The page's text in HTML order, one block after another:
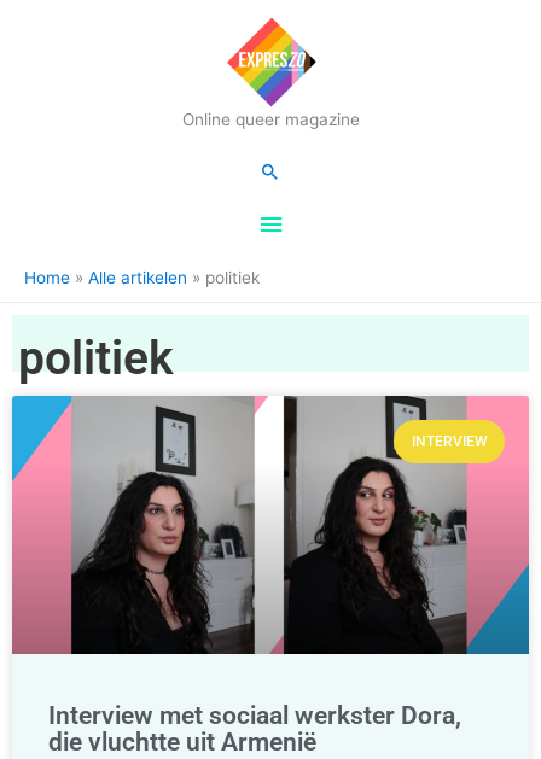
Online queer magazine
Hoofdmenu
Zoeken
Home Alle artikelen politiek
politiek
INTERVIEW
Interview met sociaal werkster Dora,
die vluchtte uit Armenië
PaginaPagina
Pagina